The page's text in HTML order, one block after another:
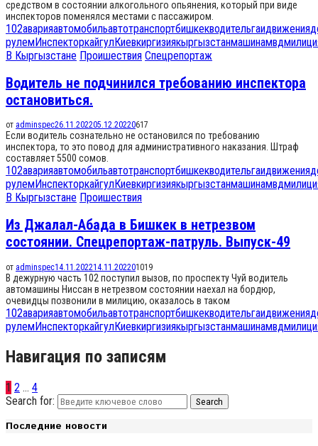
средством в состоянии алкогольного опьянения, который при виде
инспекторов поменялся местами с пассажиром.
102аварияавтомобильавтотранспортбишкекводительгаидвижения
рулемИнспекторкайгулКиевкиргизиякыргызстанмашинамвд
В Кыргызстане Проишествия Спецрепортаж
Водитель не подчинился требованию инспектора
остановиться.
от adminspec26.11.202205.12.20220617
Если водитель сознательно не остановился по требованию
инспектора, то это повод для административного наказания. Штраф
составляет 5500 сомов.
102аварияавтомобильавтотранспортбишкекводительгаидвижения
рулемИнспекторкайгулКиевкиргизиякыргызстанмашинамвд
В Кыргызстане Проишествия
Из Джалал-Абада в Бишкек в нетрезвом
состоянии. Спецрепортаж-патруль. Выпуск-49
от adminspec14.11.202214.11.202201019
В дежурную часть 102 поступил вызов, по проспекту Чуй водитель
автомашины Ниссан в нетрезвом состоянии наехал на бордюр,
очевидцы позвонили в милицию, оказалось в таком
102аварияавтомобильавтотранспортбишкекводительгаидвижения
рулемИнспекторкайгулКиевкиргизиякыргызстанмашинамвд
Навигация по записям
1 2 … 4
Search for:
Search
Последние новости